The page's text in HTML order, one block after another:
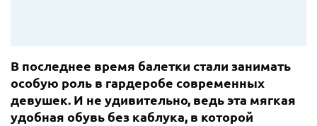
В последнее время балетки стали занимать
особую роль в гардеробе современных
девушек. И не удивительно, ведь эта мягкая
удобная обувь без каблука, в которой